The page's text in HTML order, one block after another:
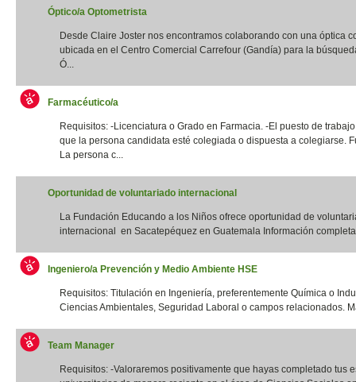
Óptico/a Optometrista
Desde Claire Joster nos encontramos colaborando con una óptica
ubicada en el Centro Comercial Carrefour (Gandía) para la
Ó...
Farmacéutico/a
Requisitos: -Licenciatura o Grado en Farmacia. -El puesto de
que la persona candidata esté colegiada o dispuesta a colegiarse.
La persona c...
Oportunidad de voluntariado internacional
La Fundación Educando a los Niños ofrece oportunidad de
internacional en Sacatepéquez en Guatemala Información
Ingeniero/a Prevención y Medio Ambiente HSE
Requisitos: Titulación en Ingeniería, preferentemente Química o
Ciencias Ambientales, Seguridad Laboral o campos relacionados.
Team Manager
Requisitos: -Valoraremos positivamente que hayas completado tus